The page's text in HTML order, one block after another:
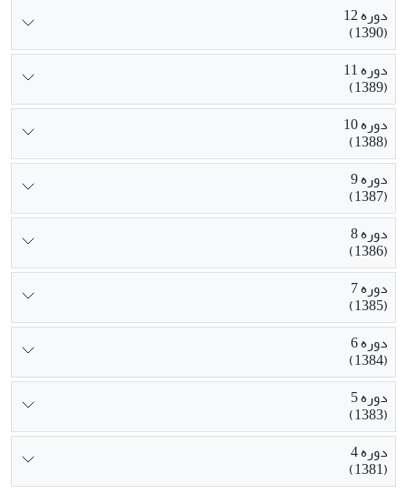
دوره 12
(1390)
دوره 11
(1389)
دوره 10
(1388)
دوره 9
(1387)
دوره 8
(1386)
دوره 7
(1385)
دوره 6
(1384)
دوره 5
(1383)
دوره 4
(1381)